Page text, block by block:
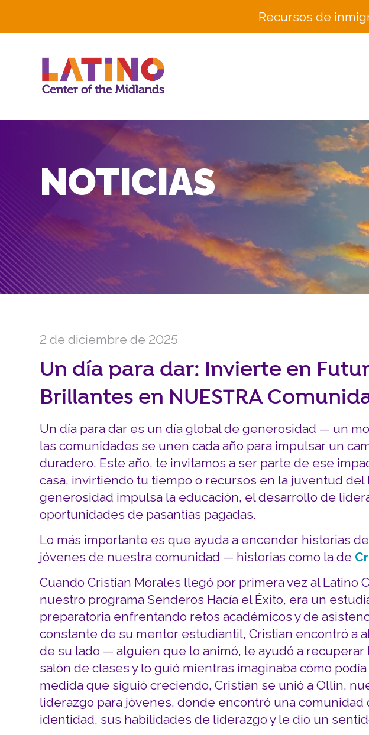
Recursos de
SOMOS
Equipo
Historia
NOTICIAS
2 de diciembre de 2025
Un día para dar: Invierte en
Brillantes en NUESTRA
Un día para dar es un día global de generosidad — un
las comunidades se unen cada año para impulsar un
duradero. Este año, te invitamos a ser parte de ese
casa, invirtiendo tu tiempo o recursos en la juventud del
generosidad impulsa la educación, el desarrollo de
oportunidades de pasantías pagadas.
Lo más importante es que ayuda a encender historias
jóvenes de nuestra comunidad — historias como la de
Cuando Cristian Morales llegó por primera vez al Latino
nuestro programa Senderos Hacía el Éxito, era un
preparatoria enfrentando retos académicos y de
constante de su mentor estudiantil, Cristian encontró a
de su lado — alguien que lo animó, le ayudó a recuperar
salón de clases y lo guió mientras imaginaba cómo
medida que siguió creciendo, Cristian se unió a Ollin,
liderazgo para jóvenes, donde encontró una
identidad, sus habilidades de liderazgo y le dio un